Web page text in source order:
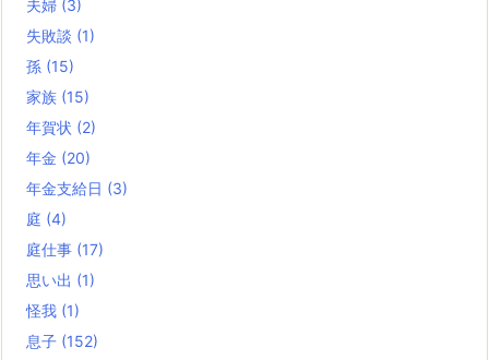
夫婦 (3)
失敗談 (1)
孫 (15)
家族 (15)
年賀状 (2)
年金 (20)
年金支給日 (3)
庭 (4)
庭仕事 (17)
思い出 (1)
怪我 (1)
息子 (152)